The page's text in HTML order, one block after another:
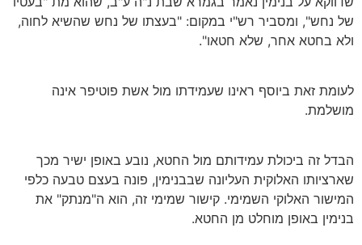
של נחש", ומסביר רש"י במקום: "בעצתו של נחש שהשיא לחוה,
ולא בחטא אחר, שלא חטאו".
לעומת זאת ביוסף ראינו שעמידתו מול אשת פוטיפר אינה
מושלמת.
הבדל זה ביכולת עמידותם מול החטא, נובע באופן ישיר מכך
שארציותו האלוקית העליונה שבבנימין, פונה בעצם טבעה כלפי
המישור האלוקי השמימי. קישור שמימי זה, הוא ה"מנתק" את
בנימין באופן מוחלט מן החטא.